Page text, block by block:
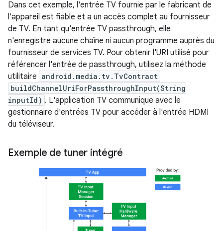
Dans cet exemple, l'entrée TV fournie par le fabricant de
l'appareil est fiable et a un accès complet au fournisseur
de TV. En tant qu'entrée TV passthrough, elle
n'enregistre aucune chaîne ni aucun programme auprès du
fournisseur de services TV. Pour obtenir l'URI utilisé pour
référencer l'entrée de passthrough, utilisez la méthode
utilitaire android.media.tv.TvContract
buildChannelUriForPassthroughInput(String
inputId) . L'application TV communique avec le
gestionnaire d'entrées TV pour accéder à l'entrée HDMI
du téléviseur.
Exemple de tuner intégré